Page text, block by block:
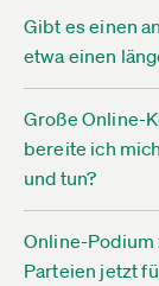
Gibt es einen
etwa einen
Große Online-
bereite ich
und tun?
Online-Podium
Parteien jetzt